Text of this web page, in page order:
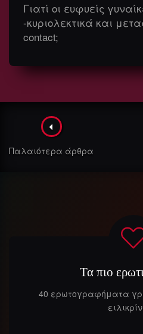
Γιατί οι ευφυείς
-κυριολεκτικά και
contact;
Πλοήγηση
στα
Παλαιότερα άρθρα
Τα πιο
40 ερωτογραφήματα